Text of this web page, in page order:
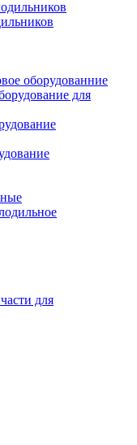
оборудованние
для
для